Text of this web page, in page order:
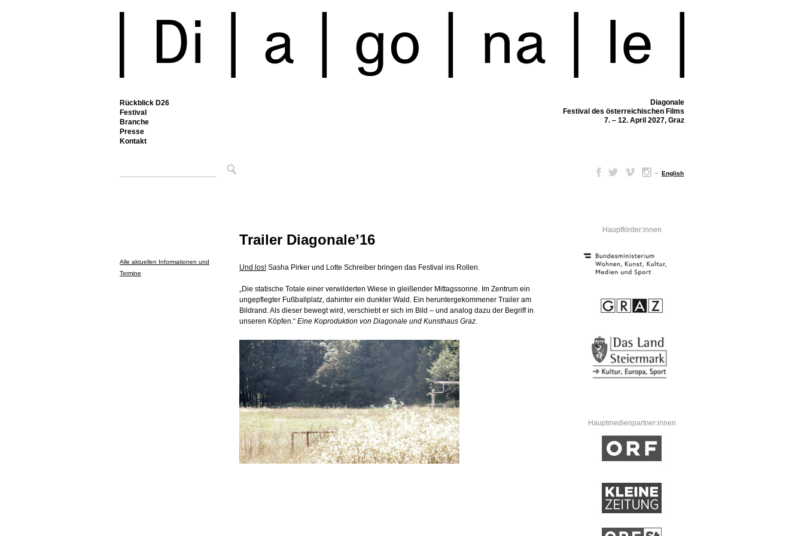
Rückblick D26
Festival
Branche
Presse
Kontakt
Diagonale
Festival des österreichischen Films
7. – 12. April 2027, Graz
– English
Alle aktuellen Informationen und
Termine
Trailer Diagonale’16
Und los! Sasha Pirker und Lotte Schreiber bringen das Festival ins Rollen.
„Die statische Totale einer verwilderten Wiese in gleißender Mittagssonne. Im Zentrum ein
ungepflegter Fußballplatz, dahinter ein dunkler Wald. Ein heruntergekommener Trailer am
Bildrand. Als dieser bewegt wird, verschiebt er sich im Bild – und analog dazu der Begriff in
unseren Köpfen.“ Eine Koproduktion von Diagonale und Kunsthaus Graz.
Hauptförder:innen
Hauptmedienpartner:innen